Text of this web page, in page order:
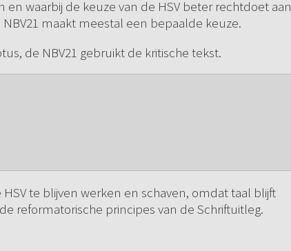
waarbij de keuze van de HSV beter rechtdoet aan
maakt meestal een bepaalde keuze.
de NBV21 gebruikt de kritische tekst.
te blijven werken en schaven, omdat taal blijft
reformatorische principes van de Schriftuitleg.